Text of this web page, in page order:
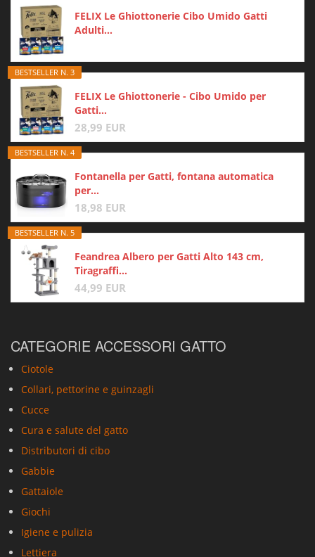
FELIX Le Ghiottonerie Cibo Umido Gatti
Adulti...
BESTSELLER N. 3
FELIX Le Ghiottonerie - Cibo Umido per
Gatti...
28,99 EUR
BESTSELLER N. 4
Fontanella per Gatti, fontana automatica
per...
18,98 EUR
BESTSELLER N. 5
Feandrea Albero per Gatti Alto 143 cm,
Tiragraffi...
44,99 EUR
CATEGORIE ACCESSORI GATTO
Ciotole
Collari, pettorine e guinzagli
Cucce
Cura e salute del gatto
Distributori di cibo
Gabbie
Gattaiole
Giochi
Igiene e pulizia
Lettiera